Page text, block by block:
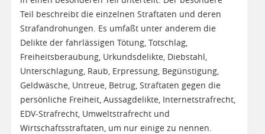
Teil beschreibt die einzelnen Straftaten und deren
Strafandrohungen. Es umfaßt unter anderem die
Delikte der fahrlässigen Tötung, Totschlag,
Freiheitsberaubung, Urkundsdelikte, Diebstahl,
Unterschlagung, Raub, Erpressung, Begünstigung,
Geldwäsche, Untreue, Betrug, Straftaten gegen die
persönliche Freiheit, Aussagdelikte, Internetstrafrecht,
EDV-Strafrecht, Umweltstrafrecht und
Wirtschaftsstraftaten, um nur einige zu nennen.